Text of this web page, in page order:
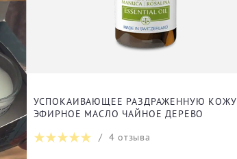
УСПОКАИВАЮЩЕЕ РАЗДРАЖЕННУЮ КОЖУ
ЭФИРНОЕ МАСЛО ЧАЙНОЕ ДЕРЕВО
/ 4 отзыва